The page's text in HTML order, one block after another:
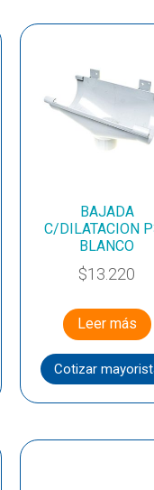
BAJADA
C/DILATACION
BLANCO
$13.220
Leer más
Cotizar